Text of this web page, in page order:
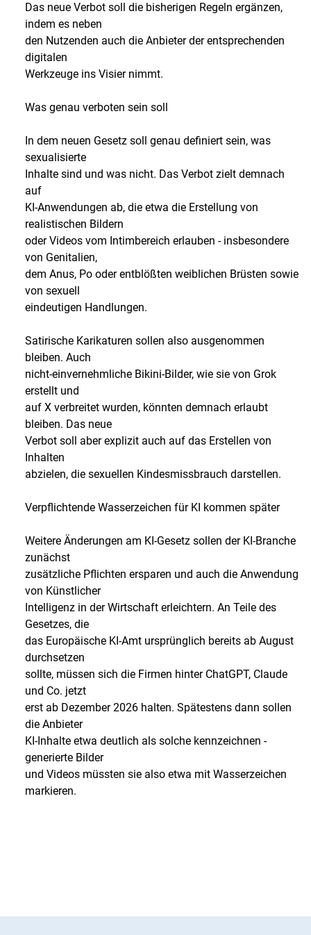
Das neue Verbot soll die bisherigen Regeln ergänzen,
indem es neben
den Nutzenden auch die Anbieter der entsprechenden
digitalen
Werkzeuge ins Visier nimmt.
Was genau verboten sein soll
In dem neuen Gesetz soll genau definiert sein, was
sexualisierte
Inhalte sind und was nicht. Das Verbot zielt demnach
auf
KI-Anwendungen ab, die etwa die Erstellung von
realistischen Bildern
oder Videos vom Intimbereich erlauben - insbesondere
von Genitalien,
dem Anus, Po oder entblößten weiblichen Brüsten sowie
von sexuell
eindeutigen Handlungen.
Satirische Karikaturen sollen also ausgenommen
bleiben. Auch
nicht-einvernehmliche Bikini-Bilder, wie sie von Grok
erstellt und
auf X verbreitet wurden, könnten demnach erlaubt
bleiben. Das neue
Verbot soll aber explizit auch auf das Erstellen von
Inhalten
abzielen, die sexuellen Kindesmissbrauch darstellen.
Verpflichtende Wasserzeichen für KI kommen später
Weitere Änderungen am KI-Gesetz sollen der KI-Branche
zunächst
zusätzliche Pflichten ersparen und auch die Anwendung
von Künstlicher
Intelligenz in der Wirtschaft erleichtern. An Teile des
Gesetzes, die
das Europäische KI-Amt ursprünglich bereits ab August
durchsetzen
sollte, müssen sich die Firmen hinter ChatGPT, Claude
und Co. jetzt
erst ab Dezember 2026 halten. Spätestens dann sollen
die Anbieter
KI-Inhalte etwa deutlich als solche kennzeichnen -
generierte Bilder
und Videos müssten sie also etwa mit Wasserzeichen
markieren.